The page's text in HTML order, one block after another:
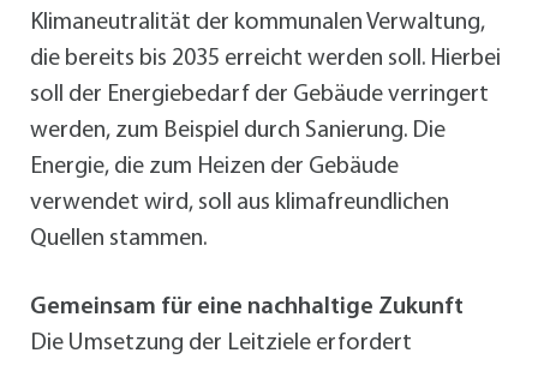
Klimaneutralität der kommunalen Verwaltung,
die bereits bis 2035 erreicht werden soll. Hierbei
soll der Energiebedarf der Gebäude verringert
werden, zum Beispiel durch Sanierung. Die
Energie, die zum Heizen der Gebäude
verwendet wird, soll aus klimafreundlichen
Quellen stammen.
Gemeinsam für eine nachhaltige Zukunft
Die Umsetzung der Leitziele erfordert